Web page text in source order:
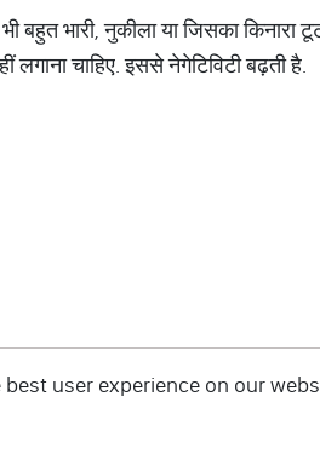
बहुत भारी, नुकीला या जिसका किनारा
लगाना चाहिए. इससे नेगेटिविटी बढ़ती है.
user experience on our